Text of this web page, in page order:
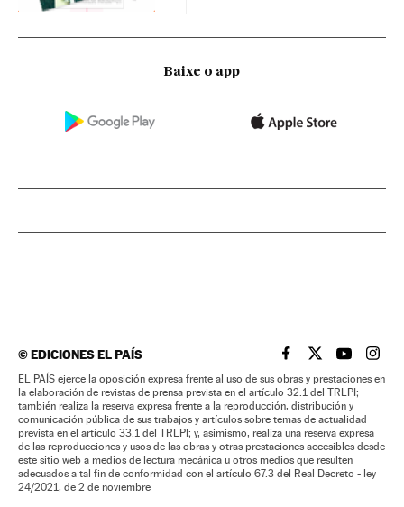
Baixe o app
©EDICIONES EL PAÍS EL PAÍS BRASIL EN
EL PAÍSEL PAÍS
EL
EL PAÍS ejerce la oposición expresa frente al uso de sus obras y prestaciones en
la elaboración de revistas de prensa prevista en el artículo 32.1 del TRLPI;
también realiza la reserva expresa frente a la reproducción, distribución y
comunicación pública de sus trabajos y artículos sobre temas de actualidad
prevista en el artículo 33.1 del TRLPI; y, asimismo, realiza una reserva expresa
de las reproducciones y usos de las obras y otras prestaciones accesibles desde
este sitio web a medios de lectura mecánica u otros medios que resulten
adecuados a tal fin de conformidad con el artículo 67.3 del Real Decreto - ley
24/2021, de 2 de noviembre